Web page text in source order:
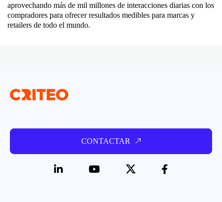
aprovechando más de mil millones de interacciones diarias con los
compradores para ofrecer resultados medibles para marcas y
retailers de todo el mundo.
CONTACTAR